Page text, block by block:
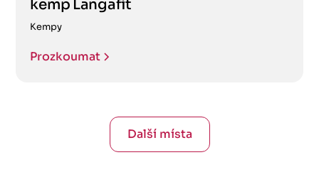
kemp Langafit
Kempy
Prozkoumat
Další místa